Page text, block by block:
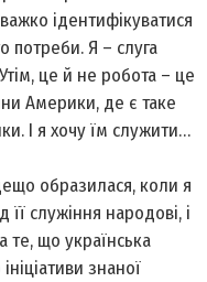
ідентифікуватися
потреби. Я – слуга
це й не робота – це
Америки, де є таке
І я хочу їм служити…
образилася, коли я
служіння народові, і
те, що українська
знаної